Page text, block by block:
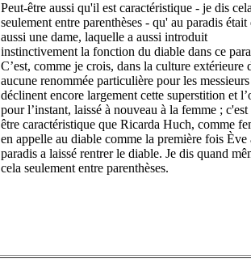
Peut-être aussi qu'il est caractéristique - je dis
seulement entre parenthèses - qu' au paradis était
aussi une dame, laquelle a aussi introduit
instinctivement la fonction du diable dans ce
C’est, comme je crois, dans la culture extérieure
aucune renommée particulière pour les
déclinent encore largement cette superstition et
pour l’instant, laissé à nouveau à la femme ; c'est
être caractéristique que Ricarda Huch, comme
en appelle au diable comme la première fois Ève
paradis a laissé rentrer le diable. Je dis quand
cela seulement entre parenthèses.